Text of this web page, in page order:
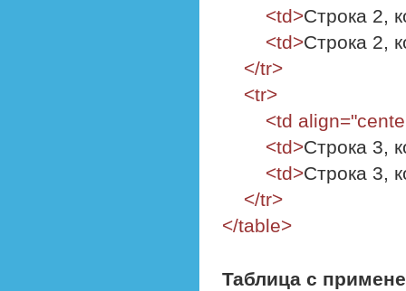
<td>Строка 2,
<td>Строка 2,
</tr>
<tr>
<td
<td>Строка 3,
<td>Строка 3,
</tr>
</table>
Таблица с